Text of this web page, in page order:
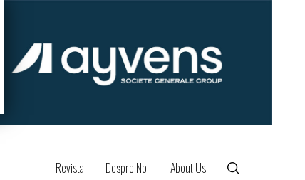
Revista Despre Noi About Us